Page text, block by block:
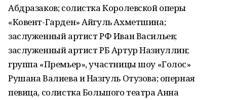
Абдразаков; солистка Королевской оперы
«Ковент-Гарден» Айгуль Ахметшина;
заслуженный артист РФ Иван Васильев;
заслуженный артист РБ Артур Назиуллин;
группа «Премьер», участницы шоу «Голос»
Рушана Валиева и Назгуль Отузова; оперная
певица, солистка Большого театра Анна